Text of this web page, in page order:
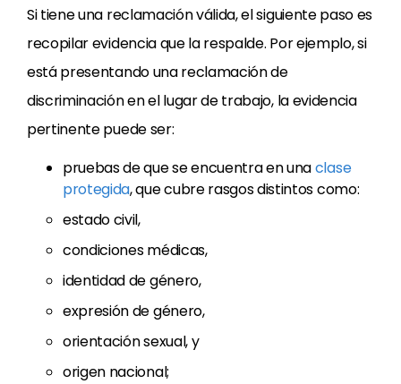
Si tiene una reclamación válida, el siguiente paso es
recopilar evidencia que la respalde. Por ejemplo, si
está presentando una reclamación de
discriminación en el lugar de trabajo, la evidencia
pertinente puede ser:
pruebas de que se encuentra en unaclase
protegida, que cubre rasgos distintos como:
estado civil,
condiciones médicas,
identidad de género,
expresión de género,
orientación sexual, y
origen nacional;